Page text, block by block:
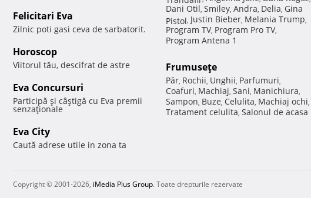
Felicitari Eva
Zilnic poti gasi ceva de sarbatorit.
Horoscop
Viitorul tău, descifrat de astre
Eva Concursuri
Participă şi câştigă cu Eva premii
senzaţionale
Eva City
Caută adrese utile in zona ta
Dani Otil, Smiley, Andra, Delia, Gina
Pistol, Justin Bieber, Melania Trump,
Program TV, Program Pro TV,
Program Antena 1
Frumuseţe
Păr, Rochii, Unghii, Parfumuri,
Coafuri, Machiaj, Sani, Manichiura,
Sampon, Buze, Celulita, Machiaj ochi,
Tratament celulita, Salonul de acasa
Copyright © 2001-2026, iMedia Plus Group. Toate drepturile rezervate